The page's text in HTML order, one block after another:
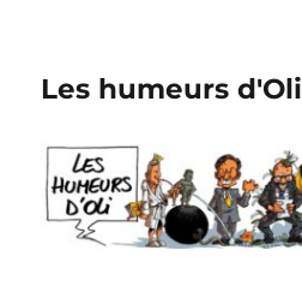
Les humeurs d'Oli